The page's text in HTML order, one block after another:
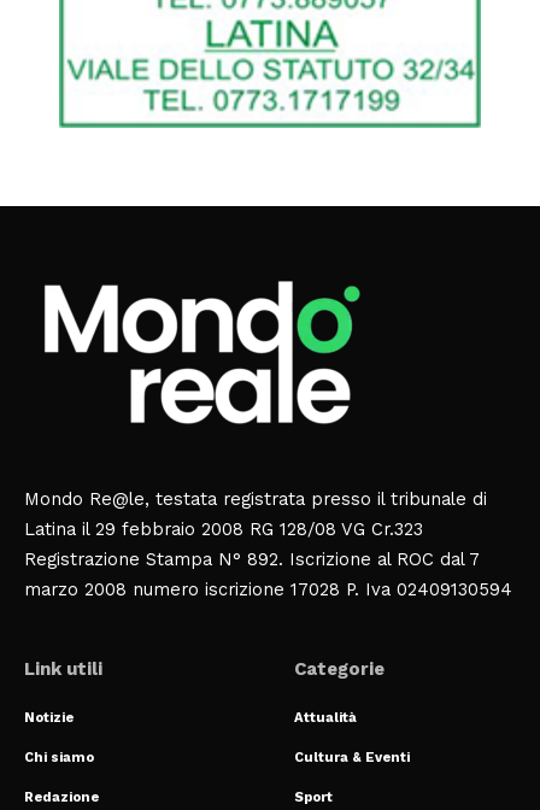
Mondo Re@le, testata registrata presso il tribunale di
Latina il 29 febbraio 2008 RG 128/08 VG Cr.323
Registrazione Stampa N° 892. Iscrizione al ROC dal 7
marzo 2008 numero iscrizione 17028 P. Iva 02409130594
Link utili
Notizie
Chi siamo
Redazione
Categorie
Attualità
Cultura & Eventi
Sport